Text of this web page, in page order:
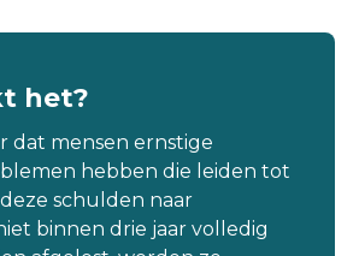
het?
dat mensen ernstige
hebben die leiden tot
schulden naar
binnen drie jaar volledig